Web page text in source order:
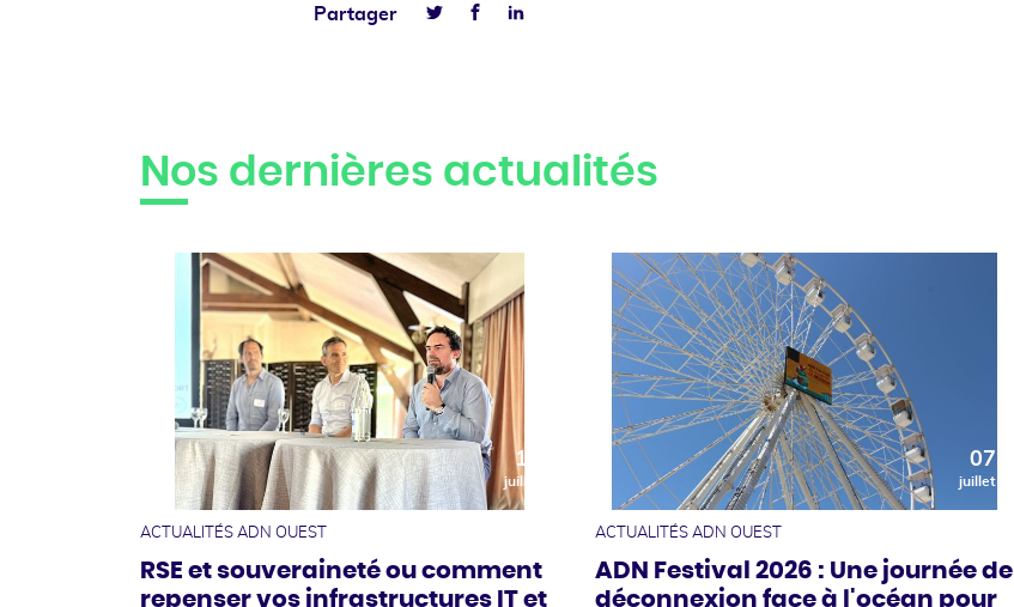
Partager
FacebookLinkedin
Nos dernières actualités
10
juillet
ACTUALITÉS ADN OUEST
RSE et souveraineté ou comment
repenser vos infrastructures IT et
07
juillet
ACTUALITÉS ADN OUEST
ADN Festival 2026 : Une journée de
déconnexion face à l'océan pour